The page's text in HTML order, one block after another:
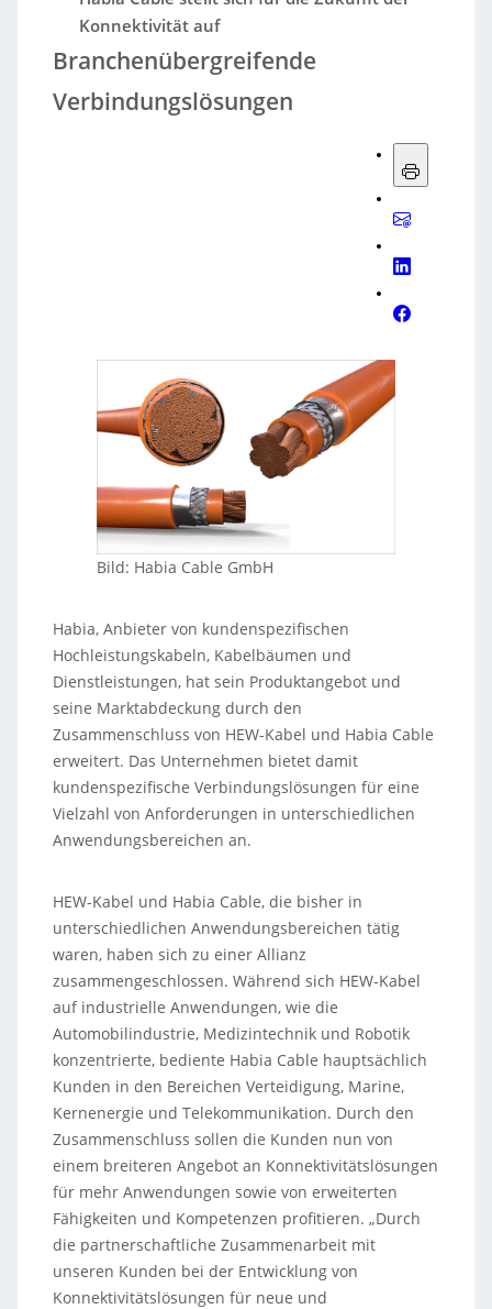
Konnektivität auf
Branchenübergreifende
Verbindungslösungen
Bild: Habia Cable GmbH
Habia, Anbieter von kundenspezifischen
Hochleistungskabeln, Kabelbäumen und
Dienstleistungen, hat sein Produktangebot und
seine Marktabdeckung durch den
Zusammenschluss von HEW-Kabel und Habia Cable
erweitert. Das Unternehmen bietet damit
kundenspezifische Verbindungslösungen für eine
Vielzahl von Anforderungen in unterschiedlichen
Anwendungsbereichen an.
HEW-Kabel und Habia Cable, die bisher in
unterschiedlichen Anwendungsbereichen tätig
waren, haben sich zu einer Allianz
zusammengeschlossen. Während sich HEW-Kabel
auf industrielle Anwendungen, wie die
Automobilindustrie, Medizintechnik und Robotik
konzentrierte, bediente Habia Cable hauptsächlich
Kunden in den Bereichen Verteidigung, Marine,
Kernenergie und Telekommunikation. Durch den
Zusammenschluss sollen die Kunden nun von
einem breiteren Angebot an Konnektivitätslösungen
für mehr Anwendungen sowie von erweiterten
Fähigkeiten und Kompetenzen profitieren. „Durch
die partnerschaftliche Zusammenarbeit mit
unseren Kunden bei der Entwicklung von
Konnektivitätslösungen für neue und